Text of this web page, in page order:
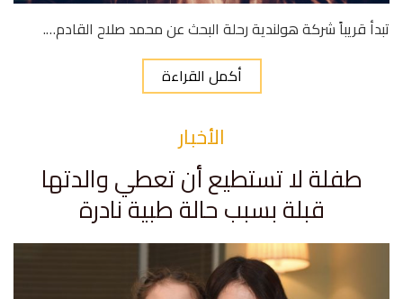
تبدأ قريباً شركة هولندية رحلة البحث عن محمد صلاح القادم….
أكمل القراءة
الأخبار
طفلة لا تستطيع أن تعطي والدتها
قبلة بسبب حالة طبية نادرة